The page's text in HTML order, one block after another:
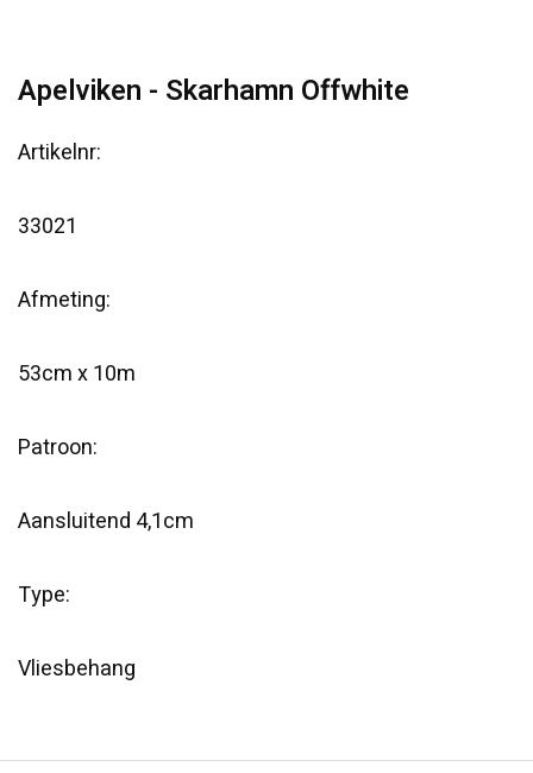
Apelviken - Skarhamn Offwhite
Artikelnr:
33021
Afmeting:
53cm x 10m
Patroon:
Aansluitend 4,1cm
Type:
Vliesbehang